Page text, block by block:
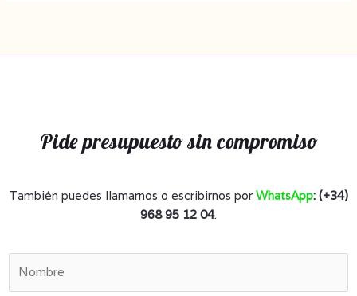
Pide presupuesto sin compromiso
También puedes llamarnos o escribirnos por WhatsApp: (+34)
968 95 12 04.